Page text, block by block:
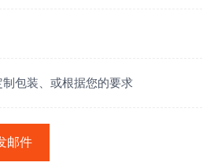
制包装、或根据您的要求
邮件